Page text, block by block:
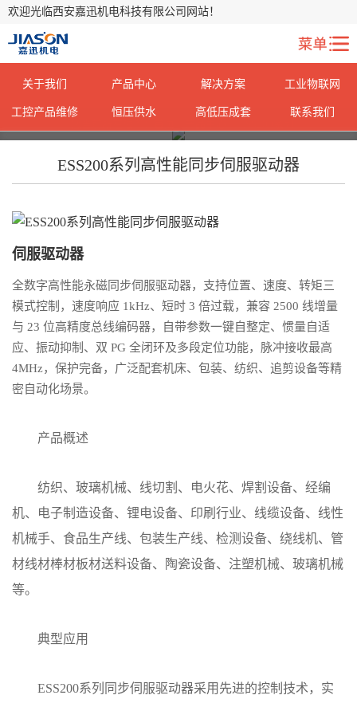
欢迎光临西安嘉迅机电科技有限公司网站！
关于我们 产品中心 解决方案 工业物联网
工控产品维修 恒压供水 高低压成套
联系我们
ESS200系列高性能同步伺服驱动器
伺服驱动器
全数字高性能永磁同步伺服驱动器，支持位置、速度、转矩三
模式控制，速度响应 1kHz、短时 3 倍过载，兼容 2500 线增量
与 23 位高精度总线编码器，自带参数一键自整定、惯量自适
应、振动抑制、双 PG 全闭环及多段定位功能，脉冲接收最高
4MHz，保护完备，广泛配套机床、包装、纺织、追剪设备等精
密自动化场景。
产品概述
纺织、玻璃机械、线切割、电火花、焊割设备、经编
机、电子制造设备、锂电设备、印刷行业、线缆设备、线性
机械手、食品生产线、包装生产线、检测设备、绕线机、管
材线材棒材板材送料设备、陶瓷设备、注塑机械、玻璃机械
等。
典型应用
ESS200系列同步伺服驱动器采用先进的控制技术，实